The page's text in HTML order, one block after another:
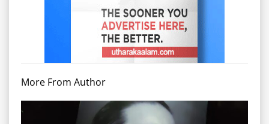
More From Author